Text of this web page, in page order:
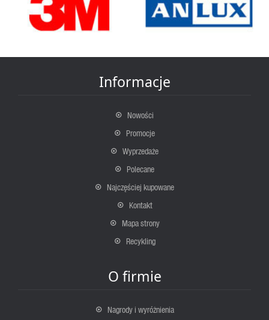
Informacje
Nowości
Promocje
Wyprzedaże
Polecane
Najczęściej kupowane
Kontakt
Mapa strony
Recykling
O firmie
Nagrody i wyróżnienia